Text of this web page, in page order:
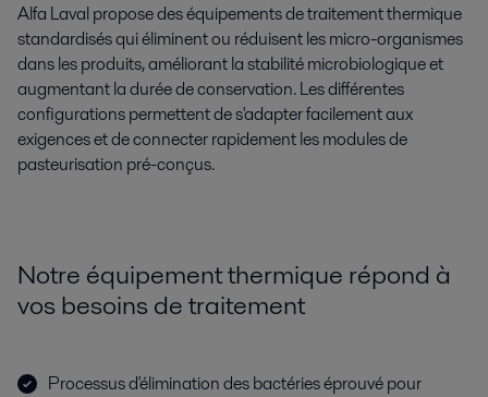
Alfa Laval propose des équipements de traitement thermique
standardisés qui éliminent ou réduisent les micro-organismes
dans les produits, améliorant la stabilité microbiologique et
augmentant la durée de conservation. Les différentes
configurations permettent de s'adapter facilement aux
exigences et de connecter rapidement les modules de
pasteurisation pré-conçus.
Notre équipement thermique répond à
vos besoins de traitement
Processus d'élimination des bactéries éprouvé pour